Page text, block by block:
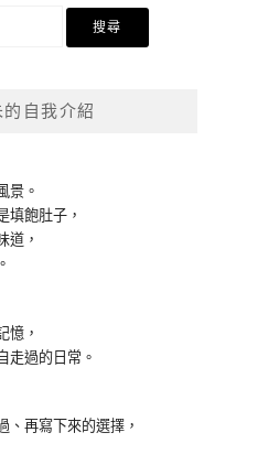
的自我介紹
景。
填飽肚子，
道，
憶，
走過的日常。
、再寫下來的選擇，